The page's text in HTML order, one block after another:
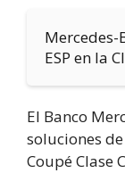
Mercedes-
ESP en la
El Banco
soluciones
Coupé Clase